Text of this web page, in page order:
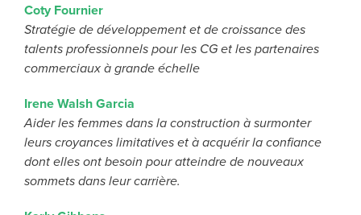
Coty Fournier
Stratégie de développement et de croissance des
talents professionnels pour les CG et les partenaires
commerciaux à grande échelle
Irene Walsh Garcia
Aider les femmes dans la construction à surmonter
leurs croyances limitatives et à acquérir la confiance
dont elles ont besoin pour atteindre de nouveaux
sommets dans leur carrière.